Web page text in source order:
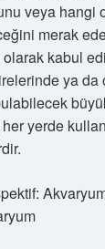
veya hangi
merak
kabul
ya da
yerde